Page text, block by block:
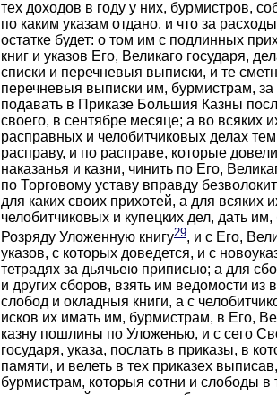
тех доходов в году у них, бурмистров,
по каким указам отдано, и что за
остатке будет: о том им с подлинных
книг и указов Его, Великаго государя,
списки и перечневыя выписки, и те
перечневыя выписки им, бурмистрам,
подавать в Приказе Большия Казны
своего, в сентябре месяце; а во всяких
расправных и челобитчиковых делах
расправу, и по расправе, которые
наказанья и казни, чинить по Его,
по Торговому уставу вправду
для каких своих прихотей, а для всяких
челобитчиковых и купецких дел, дать
Розряду Уложенную книгу29, и с Его,
указов, с которых доведется, и с
тетрадях за дьячьею приписью; а для
и других сборов, взять им ведомости из
слобод и окладныя книги, а с
исков их имать им, бурмистрам, в Его,
казну пошлины по Уложенью, и с сего
государя, указа, послать в приказы, в
памяти, и велеть в тех приказех
бурмистрам, которыя сотни и слободы в